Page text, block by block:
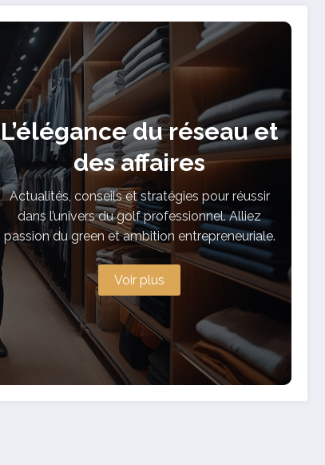
L’élégance du réseau et
des affaires
Actualités, conseils et stratégies pour réussir
dans l’univers du golf professionnel. Alliez
passion du green et ambition entrepreneuriale.
Voir plus